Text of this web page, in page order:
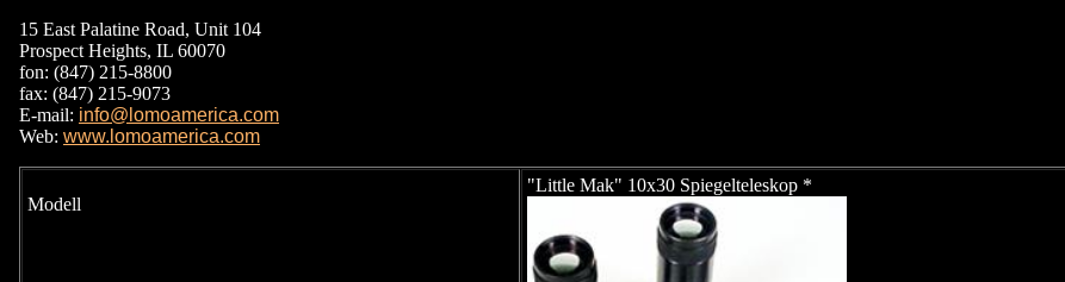
15 East Palatine Road, Unit 104
Prospect Heights, IL 60070
fon: (847) 215-8800
fax: (847) 215-9073
E-mail: info@lomoamerica.com
Web: www.lomoamerica.com
Modell
"Little Mak" 10x30 Spiegelteleskop *